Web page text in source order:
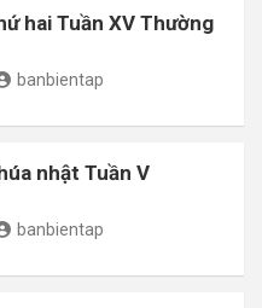
hai Tuần XV Thường
banbientap
nhật Tuần V
banbientap